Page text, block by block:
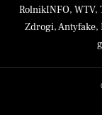
RolnikINFO, WTV,
Zdrogi,Antyfake,